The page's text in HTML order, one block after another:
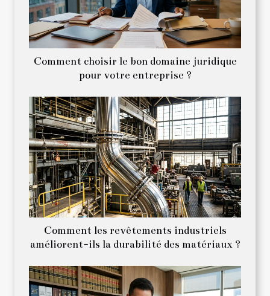
Comment choisir le bon domaine juridique
pour votre entreprise ?
Comment les revêtements industriels
améliorent-ils la durabilité des matériaux ?